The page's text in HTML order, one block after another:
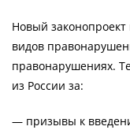
Новый
видов
правонарушениях.
из России за:
— призывы к